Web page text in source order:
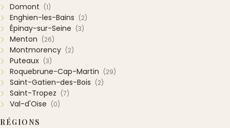
Domont (1)
Enghien-les-Bains (2)
Épinay-sur-Seine (3)
Menton (26)
Montmorency (2)
Puteaux (3)
Roquebrune-Cap-Martin (29)
Saint-Gatien-des-Bois (2)
Saint-Tropez (7)
Val-d'Oise (0)
RÉGIONS